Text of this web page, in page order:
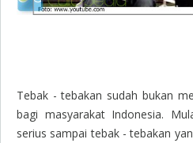
Tebak - tebakan sudah bukan
bagi masyarakat Indonesia.
serius sampai tebak - tebakan